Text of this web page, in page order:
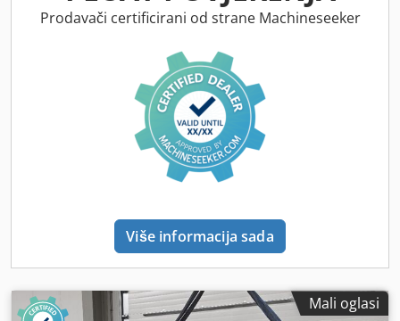
MVD kantpresnica u stanju kao nova. Vrlo malo korištena,
sustav Delem 58T Stražnja granična prečka X+R CNC sustav
za kompenzaciju savijanja (Wila) Dkodpezm S Taefx Aifjr
DSP sustav za zaštitu prstiju
Prodavači certificirani od strane Machineseeker
Više informacija sada
Mali oglasi